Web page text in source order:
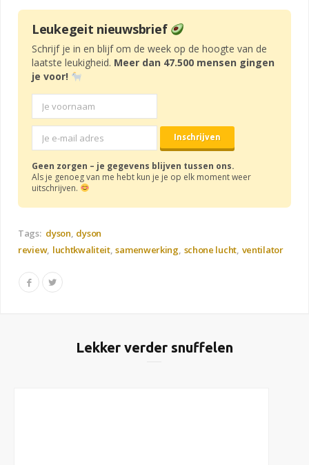
Leukegeit nieuwsbrief
Schrijf je in en blijf om de week op de hoogte van de
laatste leukigheid. Meer dan 47.500 mensen gingen
je voor!
Geen zorgen – je gegevens blijven tussen ons.
Als je genoeg van me hebt kun je je op elk moment weer
uitschrijven.
Tags: dyson dyson
review luchtkwaliteit samenwerking schone lucht ventilator
Lekker verder snuffelen